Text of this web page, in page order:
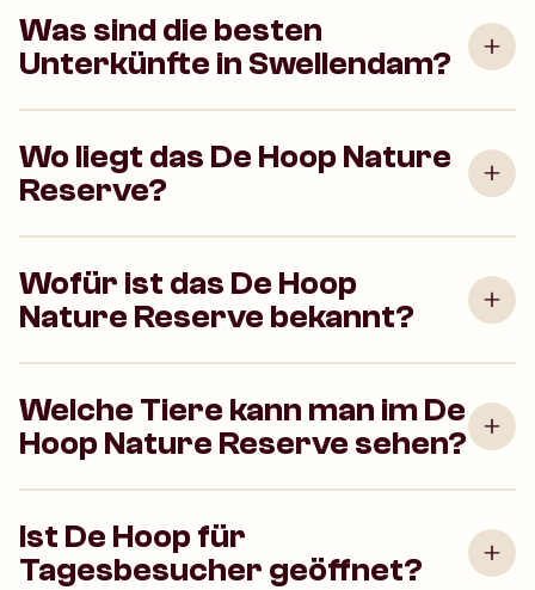
Was sind die besten
Unterkünfte in Swellendam?
Wo liegt das De Hoop Nature
Reserve?
Wofür ist das De Hoop
Nature Reserve bekannt?
Welche Tiere kann man im De
Hoop Nature Reserve sehen?
Ist De Hoop für
Tagesbesucher geöffnet?